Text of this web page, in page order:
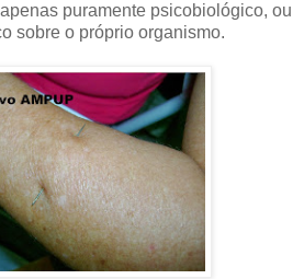
puramente psicobiológico, ou
sobre o próprio organismo.